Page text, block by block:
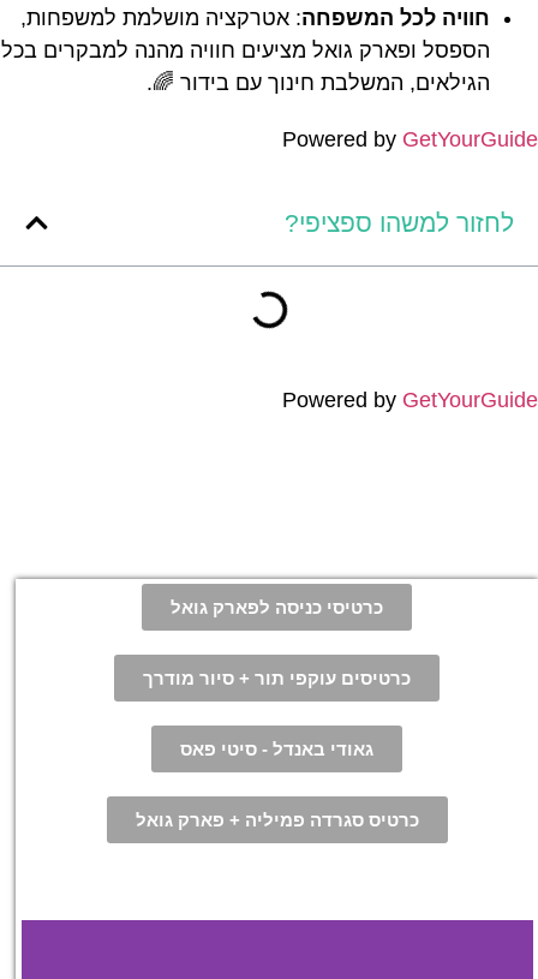
חוויה לכל המשפחה: אטרקציה מושלמת למשפחות,
הספסל ופארק גואל מציעים חוויה מהנה למבקרים בכל
הגילאים, המשלבת חינוך עם בידור 🌈.
Powered by GetYourGuide
לחזור למשהו ספציפי?
Powered by GetYourGuide
כרטיסי כניסה לפארק גואל
כרטיסים עוקפי תור + סיור מודרך
גאודי באנדל - סיטי פאס
כרטיס סגרדה פמיליה + פארק גואל